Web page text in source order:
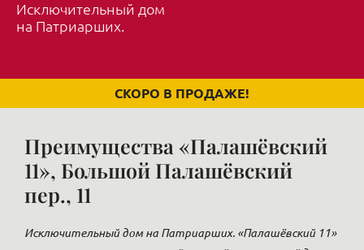
Исключительный дом
на Патриарших.
СКОРО В ПРОДАЖЕ!
Преимущества «Палашёвский
11», Большой Палашёвский
пер., 11
Исключительный дом на Патриарших. «Палашёвский 11»